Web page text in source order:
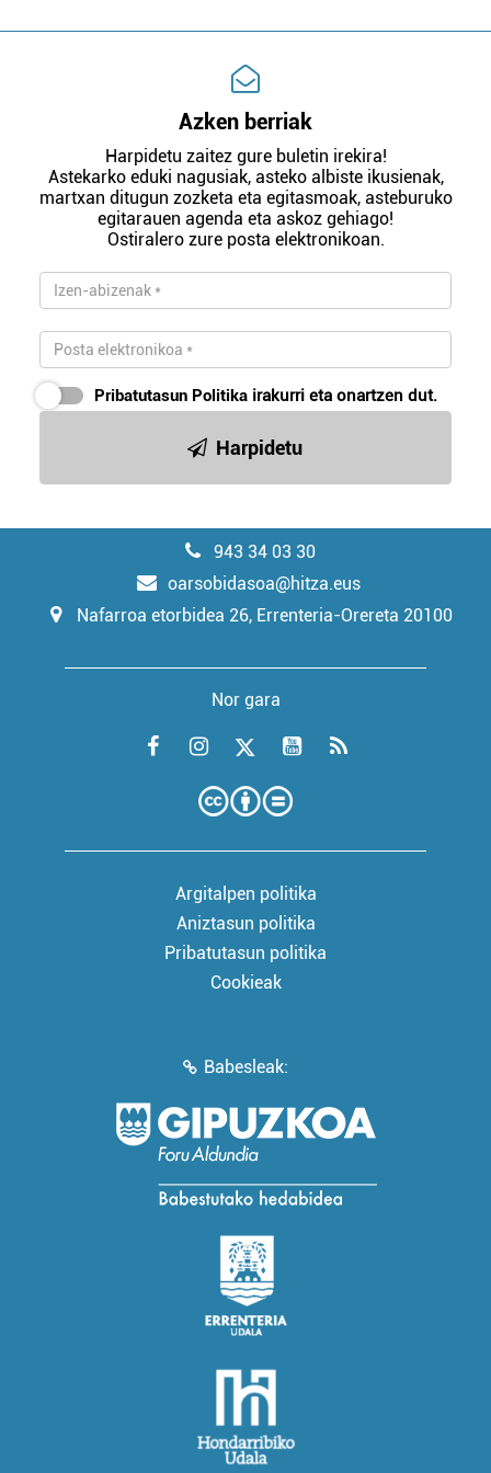
Azken berriak
Harpidetu zaitez gure buletin irekira!
Astekarko eduki nagusiak, asteko albiste ikusienak,
martxan ditugun zozketa eta egitasmoak, asteburuko
egitarauen agenda eta askoz gehiago!
Ostiralero zure posta elektronikoan.
Pribatutasun Politika irakurri eta onartzen dut.
Harpidetu
943 34 03 30
oarsobidasoa@hitza.eus
Nafarroa etorbidea 26, Errenteria-Orereta 20100
Nor gara
Argitalpen politika
Aniztasun politika
Pribatutasun politika
Cookieak
Babesleak: